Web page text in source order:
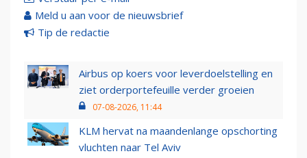
Meld u aan voor de nieuwsbrief
Tip de redactie
Airbus op koers voor leverdoelstelling en
ziet orderportefeuille verder groeien
07-08-2026, 11:44
KLM hervat na maandenlange opschorting
vluchten naar Tel Aviv